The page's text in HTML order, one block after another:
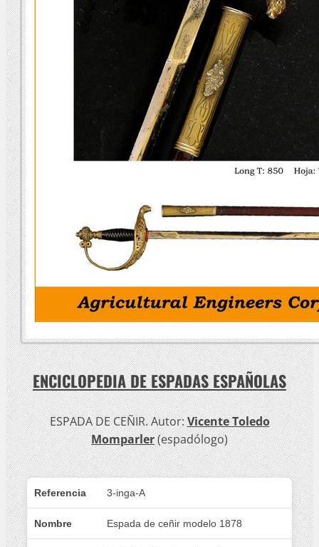
ENCICLOPEDIA DE ESPADAS ESPAÑOLAS
ESPADA DE CEÑIR. Autor:Vicente Toledo
Momparler(espadólogo)
Referencia 3-inga-A
Nombre Espada de ceñir modelo 1878